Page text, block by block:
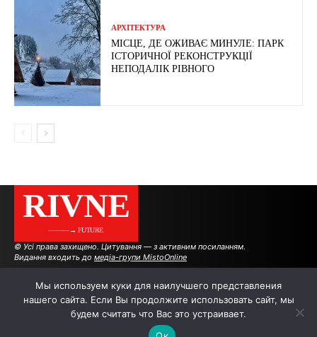
АРХІТЕКТУРА
МІСЦЕ, ДЕ ОЖИВАЄ МИНУЛЕ: ПАРК
ІСТОРИЧНОЇ РЕКОНСТРУКЦІЇ
НЕПОДАЛІК РІВНОГО
RIVNE
———→ FUTURE
© Усі права захищено. Цитування — з активним посиланням.
Видання входить до медіа-групи MistoOnline
АВТОРИ РЕКЛАМА НА САЙТІ
Мы используем куки для наилучшего представления
нашего сайта. Если Вы продолжите использовать сайт, мы
будем считать что Вас это устраивает.